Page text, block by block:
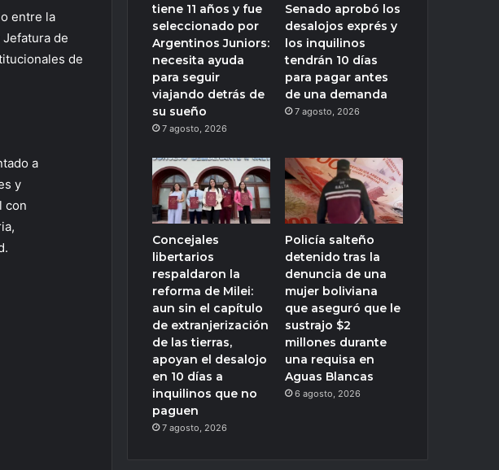
entre la
de
de
a
y
con
tiene 11 años y fue
seleccionado por
Argentinos Juniors:
necesita ayuda
para seguir
viajando detrás de
su sueño
7 agosto, 2026
Senado aprobó los
desalojos exprés y
los inquilinos
tendrán 10 días
para pagar antes
de una demanda
7 agosto, 2026
Concejales
libertarios
respaldaron la
reforma de Milei:
aun sin el capítulo
de extranjerización
de las tierras,
apoyan el desalojo
en 10 días a
inquilinos que no
paguen
7 agosto, 2026
Policía salteño
detenido tras la
denuncia de una
mujer boliviana
que aseguró que le
sustrajo $2
millones durante
una requisa en
Aguas Blancas
6 agosto, 2026